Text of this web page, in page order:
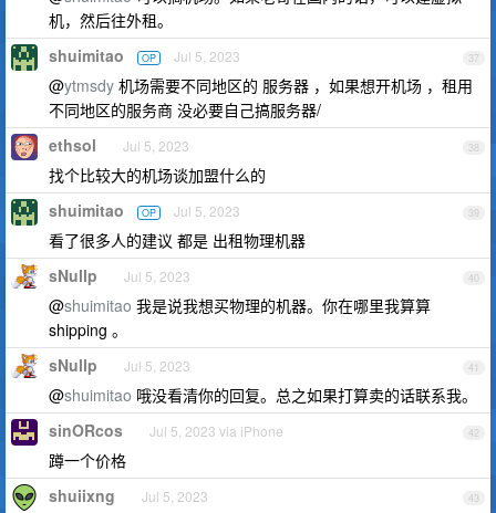
机，然后往外租。
37
shuimitao OP Jul 5, 2023
@ytmsdy 机场需要不同地区的 服务器 ，如果想开机场 ，租用
不同地区的服务商 没必要自己搞服务器/
38
ethsol Jul 5, 2023
找个比较大的机场谈加盟什么的
39
shuimitao OP Jul 5, 2023
看了很多人的建议 都是 出租物理机器
40
sNullp Jul 5, 2023
@shuimitao 我是说我想买物理的机器。你在哪里我算算
shipping 。
41
sNullp Jul 5, 2023
@shuimitao 哦没看清你的回复。总之如果打算卖的话联系我。
42
sinORcos Jul 5, 2023 via iPhone
蹲一个价格
43
shuiixng Jul 5, 2023